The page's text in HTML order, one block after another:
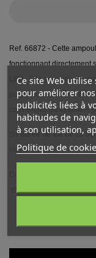
Ref. 66872 - Cette
fonctionnant directement
LED. Elle sera utilisée
puissance,limitée à 8W
conviendra parfaitement
Sadurée de vie de 15
moins 10 ans.
Cette ampoule
Ce site Web utilise
pour améliorer
publicités liées à
habitudes de
à son utilisation,
Politique de